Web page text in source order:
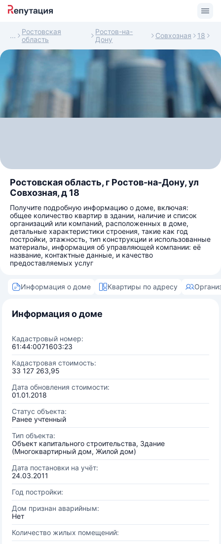
Ростовская
область
Ростов-на-
Дону
Совхозная 18
Ростовская область, г Ростов-на-Дону, ул
Совхозная, д 18
Получите подробную информацию о доме, включая:
общее количество квартир в здании, наличие и список
организаций или компаний, расположенных в доме,
детальные характеристики строения, такие как год
постройки, этажность, тип конструкции и использованные
материалы, информация об управляющей компании: её
название, контактные данные, и качество
предоставляемых услуг
Информация о доме Квартиры по адресу
Информация о доме
Кадастровый номер:
61:44:0071603:23
Кадастровая стоимость:
33 127 263,95
Дата обновления стоимости:
01.01.2018
Статус объекта:
Ранее учтенный
Тип объекта:
Объект капитального строительства, Здание
(Многоквартирный дом, Жилой дом)
Дата постановки на учёт:
24.03.2011
Год постройки:
Дом признан аварийным:
Нет
Количество жилых помещений: